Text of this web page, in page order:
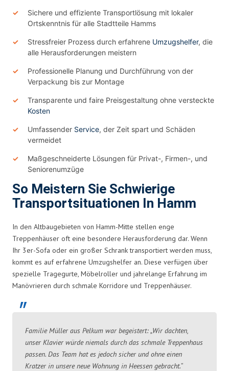
Sichere und effiziente Transportlösung mit lokaler
Ortskenntnis für alle Stadtteile Hamms
Stressfreier Prozess durch erfahrene Umzugshelfer, die
alle Herausforderungen meistern
Professionelle Planung und Durchführung von der
Verpackung bis zur Montage
Transparente und faire Preisgestaltung ohne versteckte
Kosten
Umfassender Service, der Zeit spart und Schäden
vermeidet
Maßgeschneiderte Lösungen für Privat-, Firmen-, und
Seniorenumzüge
So Meistern Sie Schwierige
Transportsituationen In Hamm
In den Altbaugebieten von Hamm-Mitte stellen enge
Treppenhäuser oft eine besondere Herausforderung dar. Wenn
Ihr 3er-Sofa oder ein großer Schrank transportiert werden muss,
kommt es auf erfahrene Umzugshelfer an. Diese verfügen über
spezielle Tragegurte, Möbelroller und jahrelange Erfahrung im
Manövrieren durch schmale Korridore und Treppenhäuser.
Familie Müller aus Pelkum war begeistert: „Wir dachten,
unser Klavier würde niemals durch das schmale Treppenhaus
passen. Das Team hat es jedoch sicher und ohne einen
Kratzer in unsere neue Wohnung in Heessen gebracht.“